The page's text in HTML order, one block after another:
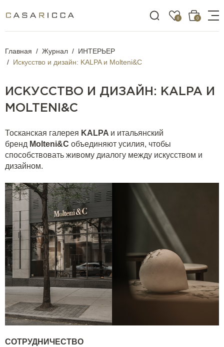
0 0
Главная Журнал
ИНТЕРЬЕР
Искусство и дизайн: KALPA и Molteni&C
ИСКУССТВО И ДИЗАЙН: KALPA И
MOLTENI&C
Тосканская галерея KALPA и итальянский
бренд Molteni&C объединяют усилия, чтобы
способствовать живому диалогу между искусством и
дизайном.
СОТРУДНИЧЕСТВО